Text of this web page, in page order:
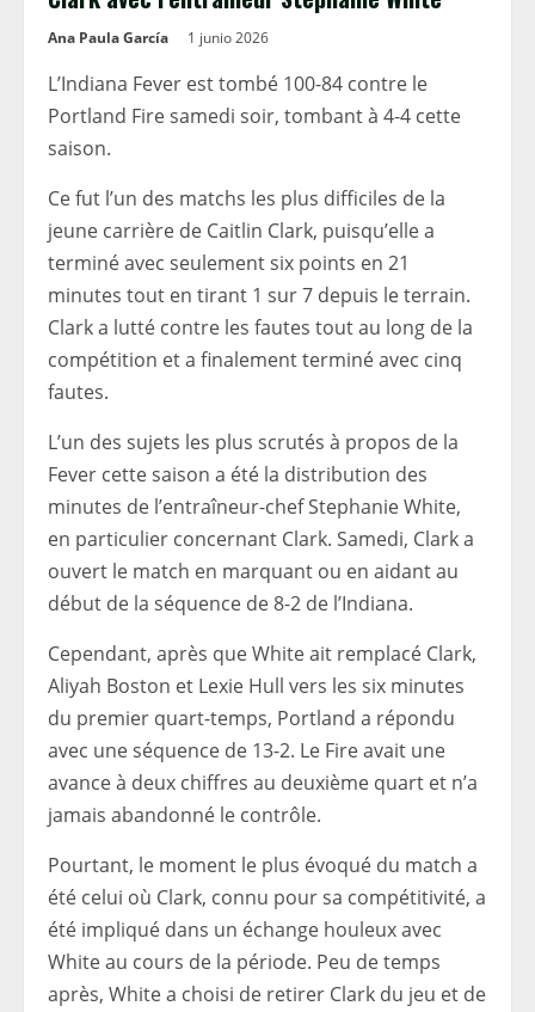
Ana Paula García 1 junio 2026
L’Indiana Fever est tombé 100-84 contre le
Portland Fire samedi soir, tombant à 4-4 cette
saison.
Ce fut l’un des matchs les plus difficiles de la
jeune carrière de Caitlin Clark, puisqu’elle a
terminé avec seulement six points en 21
minutes tout en tirant 1 sur 7 depuis le terrain.
Clark a lutté contre les fautes tout au long de la
compétition et a finalement terminé avec cinq
fautes.
L’un des sujets les plus scrutés à propos de la
Fever cette saison a été la distribution des
minutes de l’entraîneur-chef Stephanie White,
en particulier concernant Clark. Samedi, Clark a
ouvert le match en marquant ou en aidant au
début de la séquence de 8-2 de l’Indiana.
Cependant, après que White ait remplacé Clark,
Aliyah Boston et Lexie Hull vers les six minutes
du premier quart-temps, Portland a répondu
avec une séquence de 13-2. Le Fire avait une
avance à deux chiffres au deuxième quart et n’a
jamais abandonné le contrôle.
Pourtant, le moment le plus évoqué du match a
été celui où Clark, connu pour sa compétitivité, a
été impliqué dans un échange houleux avec
White au cours de la période. Peu de temps
après, White a choisi de retirer Clark du jeu et de